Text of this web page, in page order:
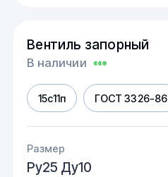
Вентиль запорный
В наличии
15с11п ГОСТ 3326-86
Размер
Ру25 Ду10